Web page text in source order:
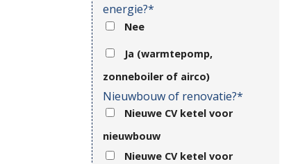
energie?*
Nee
Ja (warmtepomp,
zonneboiler of airco)
Nieuwbouw of renovatie?*
Nieuwe CV ketel voor
nieuwbouw
Nieuwe CV ketel voor